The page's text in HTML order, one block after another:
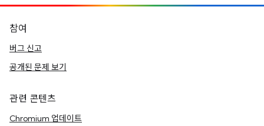
참여
버그 신고
공개된 문제 보기
관련 콘텐츠
Chromium 업데이트